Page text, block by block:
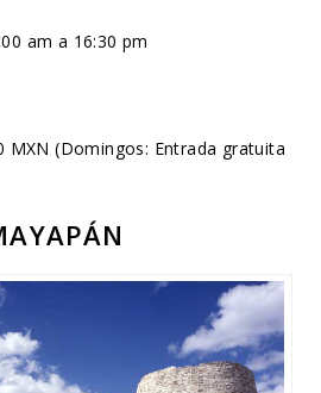
am a 16:30 pm
MXN (Domingos: Entrada gratuita